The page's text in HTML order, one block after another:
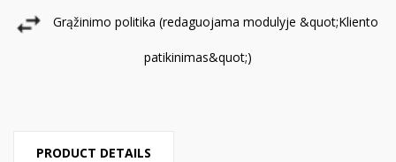
Grąžinimo politika (redaguojama modulyje &quot;Kliento
patikinimas&quot;)
PRODUCT DETAILS